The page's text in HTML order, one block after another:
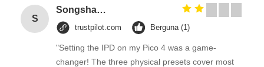
S
Songshang
trustpilot.com Berguna (1)
"Setting the IPD on my Pico 4 was a game-
changer! The three physical presets cover most